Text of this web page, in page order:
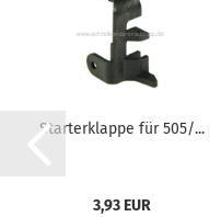
Starterklappe für 505/...
3,93 EUR